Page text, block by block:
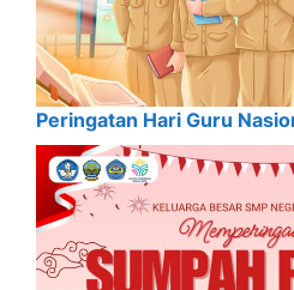
Peringatan Hari Guru